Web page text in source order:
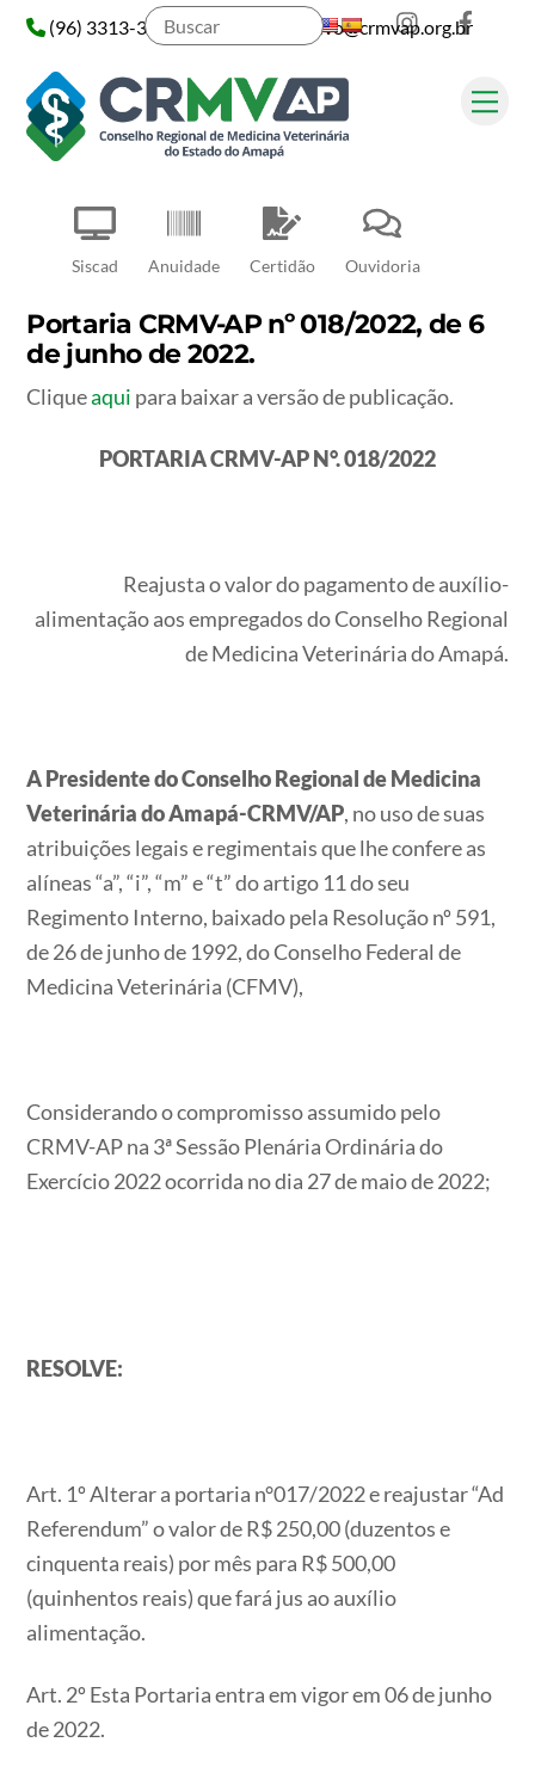
Skip
content
Siscad Anuidade Certidão Ouvidoria
Instagram
(96) 3313-3313
administrativo@crmvap.org.br
Pesquisar
Portaria CRMV-AP nº 018/2022, de 6
de junho de 2022.
Cliqueaqui para baixar a versão de publicação.
PORTARIA CRMV-AP N°. 018/2022
Reajusta o valor do pagamento de auxílio-
alimentação aos empregados do Conselho Regional
de Medicina Veterinária do Amapá.
A Presidente do Conselho Regional de Medicina
Veterinária do Amapá-CRMV/AP, no uso de suas
atribuições legais e regimentais que lhe confere as
alíneas “a”, “i”, “m” e “t” do artigo 11 do seu
Regimento Interno, baixado pela Resolução nº 591,
de 26 de junho de 1992, do Conselho Federal de
Medicina Veterinária (CFMV),
Considerando o compromisso assumido pelo
CRMV-AP na 3ª Sessão Plenária Ordinária do
Exercício 2022 ocorrida no dia 27 de maio de 2022;
RESOLVE:
Art. 1º Alterar a portaria n°017/2022 e reajustar “Ad
Referendum” o valor de R$ 250,00 (duzentos e
cinquenta reais) por mês para R$ 500,00
(quinhentos reais) que fará jus ao auxílio
alimentação.
Art. 2º Esta Portaria entra em vigor em 06 de junho
de 2022.